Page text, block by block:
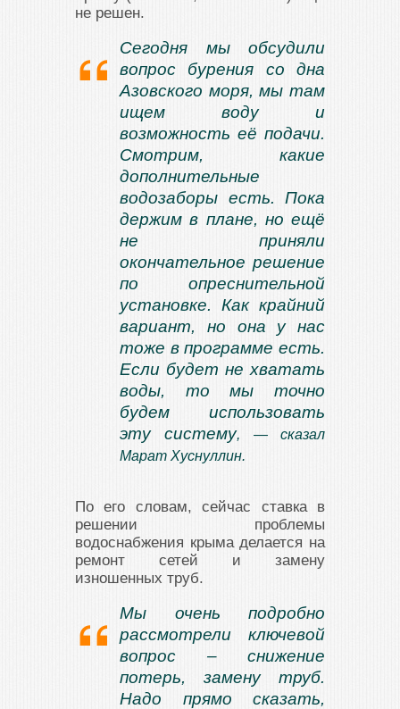
не решен.
Сегодня мы обсудили
вопрос бурения со дна
Азовского моря, мы там
ищем воду и
возможность её подачи.
Смотрим, какие
дополнительные
водозаборы есть. Пока
держим в плане, но ещё
не приняли
окончательное решение
по опреснительной
установке. Как крайний
вариант, но она у нас
тоже в программе есть.
Если будет не хватать
воды, то мы точно
будем использовать
эту систему, — сказал
Марат Хуснуллин.
По его словам, сейчас ставка в
решении проблемы
водоснабжения крыма делается на
ремонт сетей и замену
изношенных труб.
Мы очень подробно
рассмотрели ключевой
вопрос – снижение
потерь, замену труб.
Надо прямо сказать,